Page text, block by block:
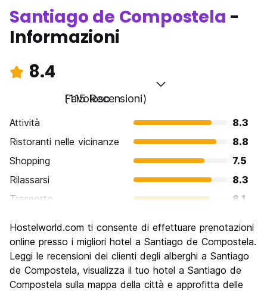
Santiago de Compostela -
Informazioni
8.4
Favoloso
(115 Recensioni)
Attività
8.3
Ristoranti nelle vicinanze
8.8
Shopping
7.5
Rilassarsi
8.3
Trasporto
8.1
Luoghi di interesse culturale
9.4
Festa / Vita notturna
7.5
Qualita' Prezzo
8.4
Hostelworld.com ti consente di effettuare prenotazioni
online presso i migliori hotel a Santiago de Compostela.
Leggi le recensioni dei clienti degli alberghi a Santiago
de Compostela, visualizza il tuo hotel a Santiago de
Compostela sulla mappa della città e approfitta delle